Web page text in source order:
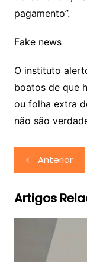
pagamento”.
Fake news
O instituto
boatos de que
ou folha extra
não são
de
Post
Anterior
Artigos